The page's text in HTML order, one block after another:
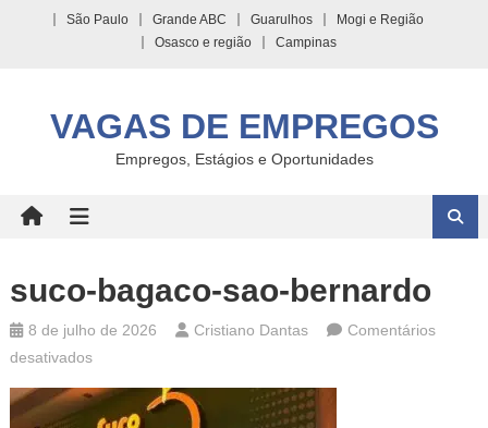
São Paulo Grande ABC Guarulhos
Mogi e Região
Osasco e região
Campinas
VAGAS DE EMPREGOS
Empregos, Estágios e Oportunidades
suco-bagaco-sao-bernardo
8 de julho de 2026 Cristiano Dantas
Comentários
desativadosem
bagaco-